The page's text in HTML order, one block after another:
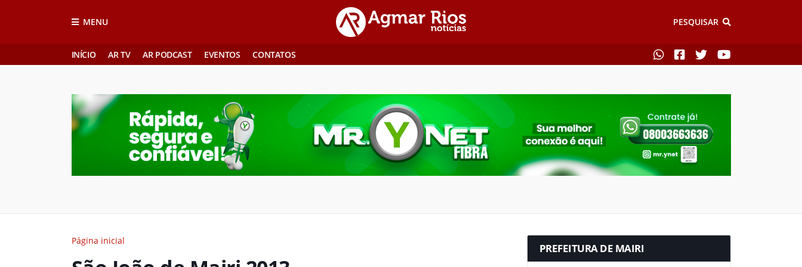
MENU PESQUISAR
INÍCIO AR TV AR PODCAST EVENTOS CONTATOS
Página inicial
PREFEITURA DE MAIRI